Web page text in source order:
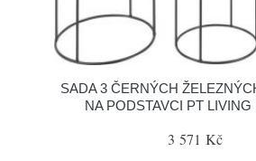
SADA 3 ČERNÝCH
NA PODSTAVCI PT LIVING
3 571 Kč